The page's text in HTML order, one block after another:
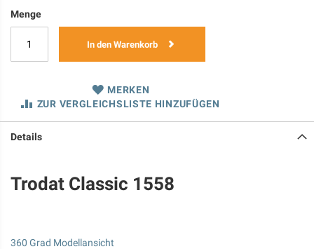
Menge
In den Warenkorb
MERKEN
ZUR VERGLEICHSLISTE HINZUFÜGEN
Details
Trodat Classic 1558
360 Grad Modellansicht